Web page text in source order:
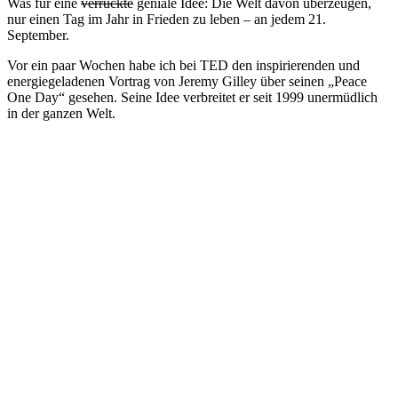
nur einen Tag im Jahr in Frieden zu leben – an jedem 21.
September.
Vor ein paar Wochen habe ich bei TED den inspirierenden und
energiegeladenen Vortrag von Jeremy Gilley über seinen „Peace
One Day“ gesehen. Seine Idee verbreitet er seit 1999 unermüdlich
in der ganzen Welt.